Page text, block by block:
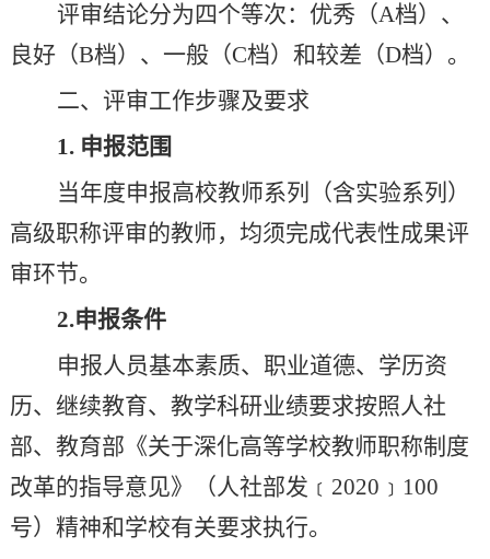
评审结论分为四个等次：优秀（A档）、
良好（B档）、一般（C档）和较差（D档）。
二、评审工作步骤及要求
1. 申报范围
当年度申报高校教师系列（含实验系列）
高级职称评审的教师，均须完成代表性成果评
审环节。
2.申报条件
申报人员基本素质、职业道德、学历资
历、继续教育、教学科研业绩要求按照人社
部、 教育部《关于深化高等学校教师职称制度
改革的指导意见》
（人社部发 ﹝ 2020 ﹞ 100
号）精神和学校有关要求执行。